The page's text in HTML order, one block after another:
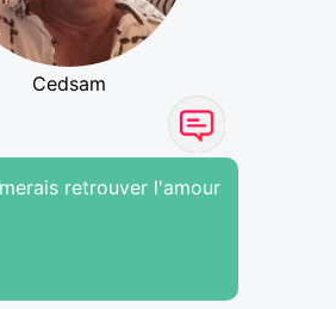
Cedsam
retrouver l'amour